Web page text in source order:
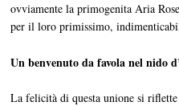
ovviamente la primogenita Aria
per il loro primissimo,
Un benvenuto da favola nel nido
La felicità di questa unione si